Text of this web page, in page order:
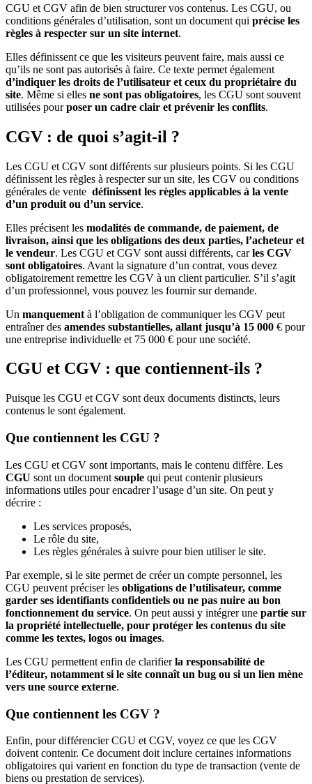
CGU et CGV afin de bien structurer vos contenus. Les CGU, ou
conditions générales d’utilisation, sont un document qui précise les
règles à respecter sur un site internet.
Elles définissent ce que les visiteurs peuvent faire, mais aussi ce
qu’ils ne sont pas autorisés à faire. Ce texte permet également
d’indiquer les droits de l’utilisateur et ceux du propriétaire du
site. Même si elles ne sont pas obligatoires, les CGU sont souvent
utilisées pourposer un cadre clair et prévenir les conflits.
CGV : de quoi s’agit-il ?
Les CGU et CGV sont différents sur plusieurs points. Si les CGU
définissent les règles à respecter sur un site, les CGV ou conditions
générales de vente définissent les règles applicables à la vente
d’un produit ou d’un service.
Elles précisent les modalités de commande, de paiement, de
livraison, ainsi que les obligations des deux parties, l’acheteur et
le vendeur. Les CGU et CGV sont aussi différents, carles CGV
sont obligatoires. Avant la signature d’un contrat, vous devez
obligatoirement remettre les CGV à un client particulier. S’il s’agit
d’un professionnel, vous pouvez les fournir sur demande.
Un manquement à l’obligation de communiquer les CGV peut
entraîner des amendes substantielles, allant jusqu’à 15 000 € pour
une entreprise individuelle et 75 000 € pour une société.
CGU et CGV : que contiennent-ils ?
Puisque les CGU et CGV sont deux documents distincts, leurs
contenus le sont également.
Que contiennent les CGU ?
Les CGU et CGV sont importants, mais le contenu diffère. Les
CGU sont un document souple qui peut contenir plusieurs
informations utiles pour encadrer l’usage d’un site. On peut y
décrire :
Les services proposés,
Le rôle du site,
Les règles générales à suivre pour bien utiliser le site.
Par exemple, si le site permet de créer un compte personnel, les
CGU peuvent préciser les obligations de l’utilisateur, comme
garder ses identifiants confidentiels ou ne pas nuire au bon
fonctionnement du service. On peut aussi y intégrer une partie sur
la propriété intellectuelle, pour protéger les contenus du site
comme les textes, logos ou images.
Les CGU permettent enfin de clarifierla responsabilité de
l’éditeur, notamment si le site connaît un bug ou si un lien mène
vers une source externe.
Que contiennent les CGV ?
Enfin, pour différencier CGU et CGV, voyez ce que les CGV
doivent contenir. Ce document doit inclure certaines informations
obligatoires qui varient en fonction du type de transaction (vente de
biens ou prestation de services).